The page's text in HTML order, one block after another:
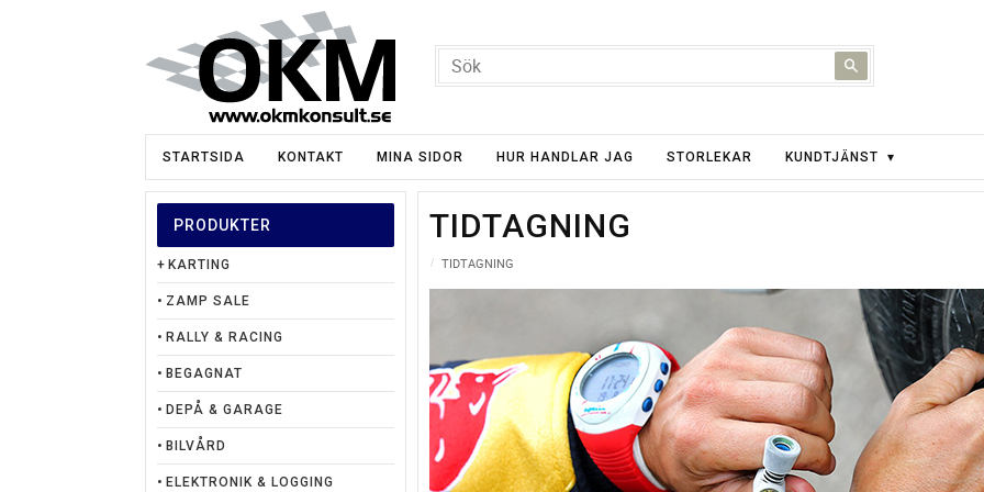
STARTSIDA KONTAKT MINA SIDOR HUR HANDLAR JAG STORLEKAR KUNDTJÄNST
TIDTAGNING
TIDTAGNING
PRODUKTER
KARTING
ZAMP SALE
RALLY & RACING
BEGAGNAT
DEPÅ & GARAGE
BILVÅRD
ELEKTRONIK & LOGGING